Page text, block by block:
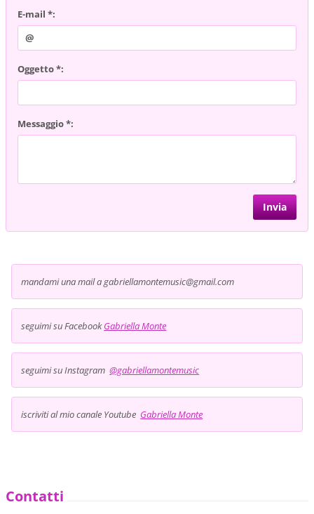
E-mail *:
Oggetto *:
Messaggio *:
mandami una mail a gabriellamontemusic@gmail.com
seguimi su FacebookGabriella Monte
seguimi su Instagram@gabriellamontemusic
iscriviti al mio canale Youtube Gabriella Monte
Contatti